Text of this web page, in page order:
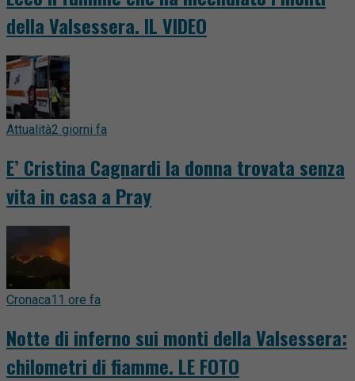
della Valsessera. IL VIDEO
Attualità2 giorni fa
E’ Cristina Cagnardi la donna trovata senza
vita in casa a Pray
Cronaca11 ore fa
Notte di inferno sui monti della Valsessera:
chilometri di fiamme. LE FOTO